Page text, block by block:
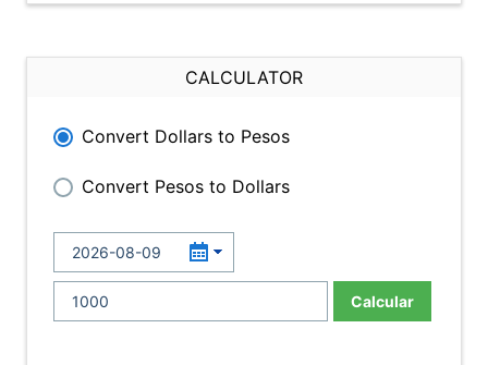
CALCULATOR
Convert Dollars to Pesos
Convert Pesos to Dollars
Calcular